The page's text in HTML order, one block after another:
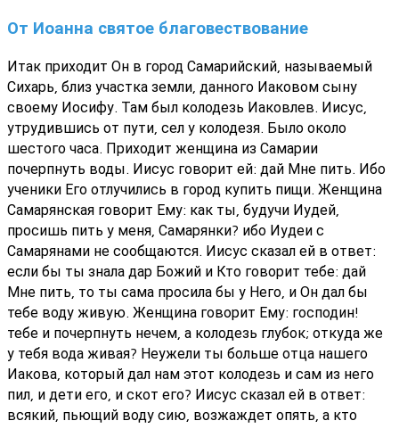
От Иоанна святое благовествование
Итак приходит Он в город Самарийский, называемый
Сихарь, близ участка земли, данного Иаковом сыну
своему Иосифу. Там был колодезь Иаковлев. Иисус,
утрудившись от пути, сел у колодезя. Было около
шестого часа. Приходит женщина из Самарии
почерпнуть воды. Иисус говорит ей: дай Мне пить. Ибо
ученики Его отлучились в город купить пищи. Женщина
Самарянская говорит Ему: как ты, будучи Иудей,
просишь пить у меня, Самарянки? ибо Иудеи с
Самарянами не сообщаются. Иисус сказал ей в ответ:
если бы ты знала дар Божий и Кто говорит тебе: дай
Мне пить, то ты сама просила бы у Него, и Он дал бы
тебе воду живую. Женщина говорит Ему: господин!
тебе и почерпнуть нечем, а колодезь глубок; откуда же
у тебя вода живая? Неужели ты больше отца нашего
Иакова, который дал нам этот колодезь и сам из него
пил, и дети его, и скот его? Иисус сказал ей в ответ:
всякий, пьющий воду сию, возжаждет опять, а кто